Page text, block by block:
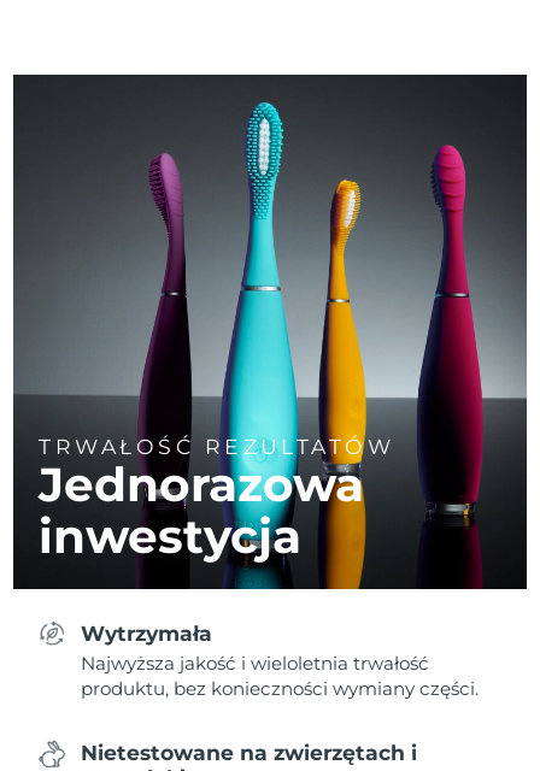
TRWAŁOŚĆ REZULTATÓW
Jednorazowa
inwestycja
Wytrzymała
Najwyższa jakość i wieloletnia trwałość
produktu, bez konieczności wymiany części.
Nietestowane na zwierzętach i